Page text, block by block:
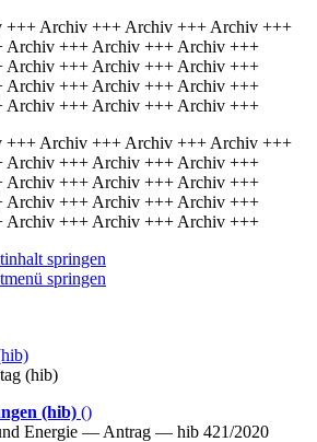
Archiv +++ Archiv +++ Archiv +++
Archiv +++ Archiv +++ Archiv +++
Archiv +++ Archiv +++ Archiv +++
Archiv +++ Archiv +++ Archiv +++
Archiv +++ Archiv +++ Archiv +++
Archiv +++ Archiv +++ Archiv +++
Archiv +++ Archiv +++ Archiv +++
Archiv +++ Archiv +++ Archiv +++
Archiv +++ Archiv +++ Archiv +++
Archiv +++ Archiv +++ Archiv +++
springen
springen
(hib)
(hib) ()
Energie — Antrag — hib 421/2020